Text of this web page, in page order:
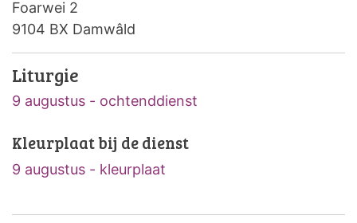
Foarwei 2
9104 BX Damwâld
Liturgie
9 augustus - ochtenddienst
Kleurplaat bij de dienst
9 augustus - kleurplaat